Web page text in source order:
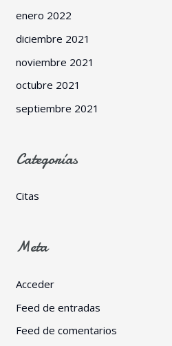
enero 2022
diciembre 2021
noviembre 2021
octubre 2021
septiembre 2021
Categorías
Citas
Meta
Acceder
Feed de entradas
Feed de comentarios